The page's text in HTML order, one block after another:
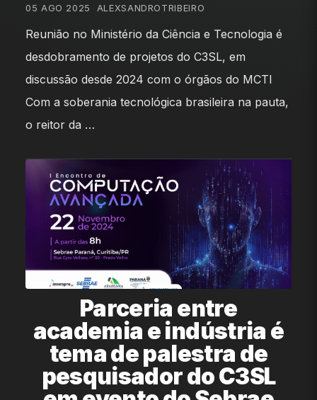
05 AGO 2025 ALEXSANDROTRIBEIRO
Reunião no Ministério da Ciência e Tecnologia é
desdobramento de projetos do C3SL, em
discussão desde 2024 com o órgãos do MCTI
Com a soberania tecnológica brasileira na pauta,
o reitor da …
Parceria entre
academia e indústria é
tema de palestra de
pesquisador do C3SL